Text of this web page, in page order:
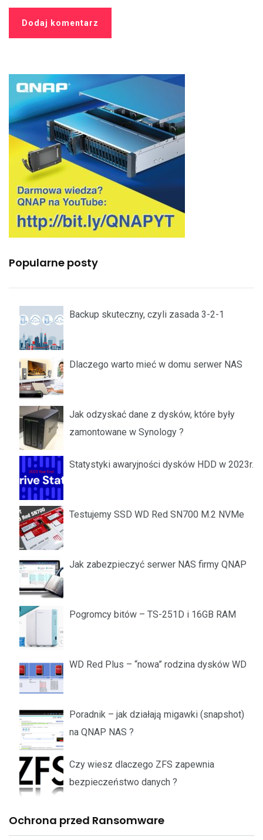
Popularne posty
Backup skuteczny, czyli zasada 3-2-1
Dlaczego warto mieć w domu serwer NAS
Jak odzyskać dane z dysków, które były
zamontowane w Synology ?
Statystyki awaryjności dysków HDD w 2023r.
Testujemy SSD WD Red SN700 M.2 NVMe
Jak zabezpieczyć serwer NAS firmy QNAP
Pogromcy bitów – TS-251D i 16GB RAM
WD Red Plus – “nowa” rodzina dysków WD
Poradnik – jak działają migawki (snapshot)
na QNAP NAS ?
Czy wiesz dlaczego ZFS zapewnia
bezpieczeństwo danych ?
Ochrona przed Ransomware